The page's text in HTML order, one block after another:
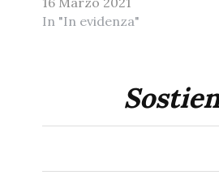
In "In evidenza"